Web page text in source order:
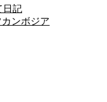
日記
ンボジア